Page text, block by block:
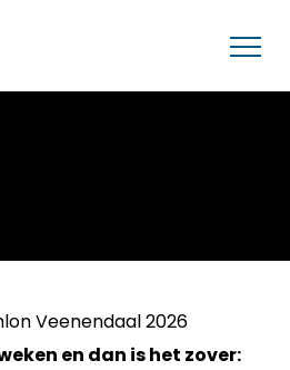
Veenendaal 2026
en dan is het zover: